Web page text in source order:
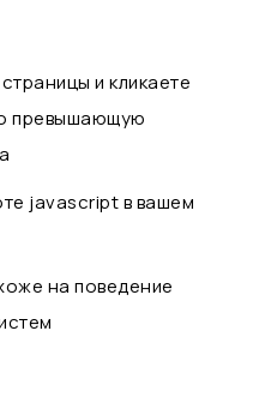
и кликаете
превышающую
javascript в вашем
на поведение